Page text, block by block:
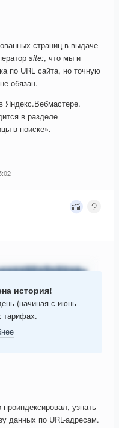
страниц в выдаче
site:, что мы и
по URL сайта, но точную
обязан.
Яндекс.Вебмастере.
в разделе
в поиске».
история!
(начиная с июнь
тарифах.
узнать
данных по URL-адресам.